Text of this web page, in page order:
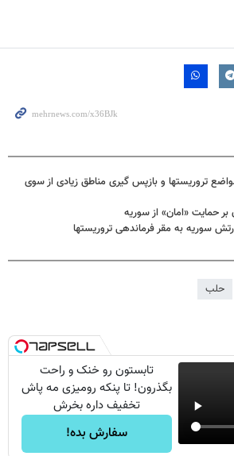
تروریستها و بازپس گیری مناطق زیادی از سوی
بر حمایت «امان» از سوریه
سوریه به مقر فرماندهی تروریستها
حلب
تابستون رو خنک و راحت
بگذرون! تا پنکه رومیزی مه پاش
تخفیف داره بخرش
سفارش بده!